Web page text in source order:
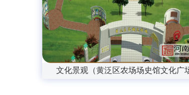
文化景观（黄泛区农场场史馆文化广